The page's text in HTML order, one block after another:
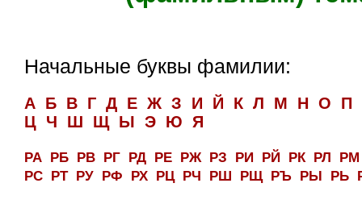
Начальные буквы фамилии:
А Б В Г Д Е Ж З И Й К Л М Н О
П
Ц Ч Ш Щ Ы Э Ю Я
РА РБ РВ РГ РД РЕ РЖ РЗ РИ РЙ РК РЛ
РМ
РС
РТ РУ РФ РХ РЦ РЧ РШ РЩ РЪ РЫ РЬ